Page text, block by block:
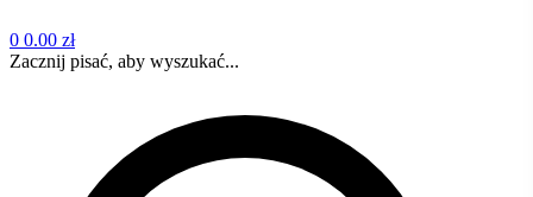
0 0.00 zł
Zacznij pisać, aby wyszukać...